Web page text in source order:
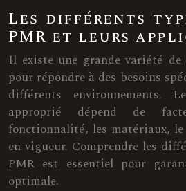
Les différents
PMR et leurs
Il existe une grande variété de
pour répondre à des besoins
différents environnements.
approprié dépend de
fonctionnalité, les matériaux,
en vigueur. Comprendre les
PMR est essentiel pour
optimale.